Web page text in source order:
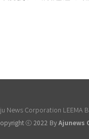
News Corporation LEEMA
ⓒ 2022 ByAjunews